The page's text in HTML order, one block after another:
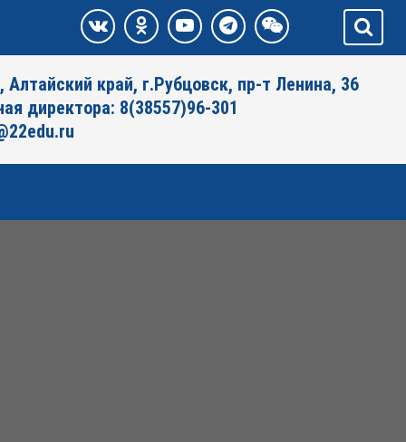
Алтайский край, г.Рубцовск, пр-т Ленина, 36
директора: 8(38557)96-301